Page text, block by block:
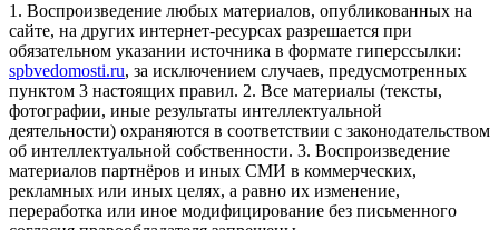
1. Воспроизведение любых материалов, опубликованных на
сайте, на других интернет-ресурсах разрешается при
обязательном указании источника в формате гиперссылки:
spbvedomosti.ru, за исключением случаев, предусмотренных
пунктом 3 настоящих правил. 2. Все материалы (тексты,
фотографии, иные результаты интеллектуальной
деятельности) охраняются в соответствии с законодательством
об интеллектуальной собственности. 3. Воспроизведение
материалов партнёров и иных СМИ в коммерческих,
рекламных или иных целях, а равно их изменение,
переработка или иное модифицирование без письменного